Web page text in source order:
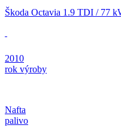
Škoda Octavia 1.9 TDI / 77
2010
rok výroby
Nafta
palivo